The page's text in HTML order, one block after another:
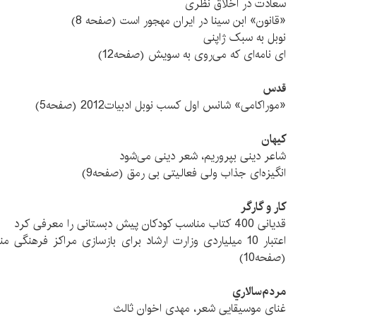
سعادت در اخلاق نظری
«قانون» ابن سینا در ایران مهجور است (صفحه 8)
نوبل به سبک ژاپنی
ای نامه‌ای که می‌روی به سویش (صفحه12)
قدس
«موراکامی» شانس اول کسب نوبل ادبیات2012 (صفحه5)
کیهان
شاعر دینی بپروریم، شعر دینی می‌شود
انگیزه‌ای جذاب ولی فعالیتی بی رمق (صفحه9)
کار و گارگر
قدیانی 400 کتاب مناسب کودکان پیش دبستانی را معرفی کرد
اعتبار 10 میلیاردی وزارت ارشاد برای بازسازی مراکز
(صفحه10)
مردم‌سالاري
غنای موسیقایی شعر، مهدی اخوان ثالث